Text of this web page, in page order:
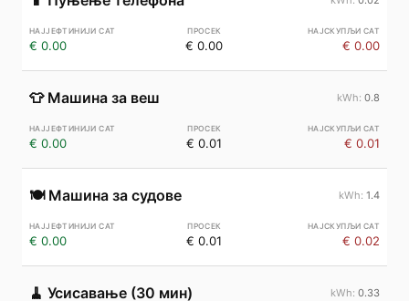
€ 0.00 € 0.00 € 0.00
👕 Машина за веш 0.8
€ 0.00 € 0.01 € 0.01
🍽️ Машина за судове 1.4
€ 0.00 € 0.01 € 0.02
🧹 Усисавање (30 мин) 0.33